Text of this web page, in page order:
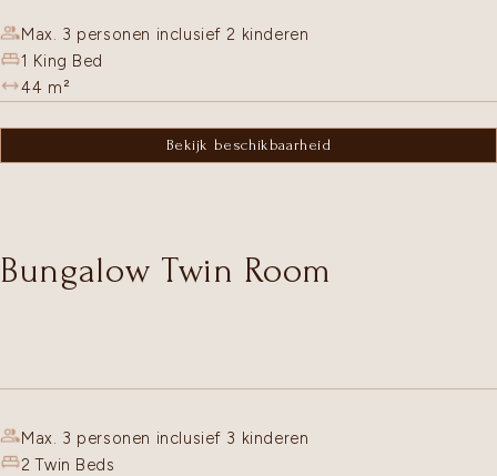
Max. 3 personen inclusief 2 kinderen
1 King Bed
44 m²
Bekijk beschikbaarheid
Bungalow Twin Room
Max. 3 personen inclusief 3 kinderen
2 Twin Beds